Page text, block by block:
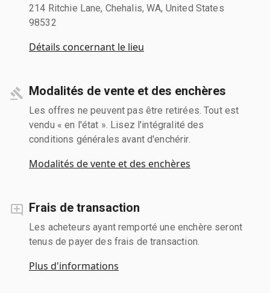
214 Ritchie Lane, Chehalis, WA, United States
98532
Détails concernant le lieu
Modalités de vente et des enchères
Les offres ne peuvent pas être retirées. Tout est
vendu « en l'état ». Lisez l'intégralité des
conditions générales avant d'enchérir.
Modalités de vente et des enchères
Frais de transaction
Les acheteurs ayant remporté une enchère seront
tenus de payer des frais de transaction.
Plus d'informations